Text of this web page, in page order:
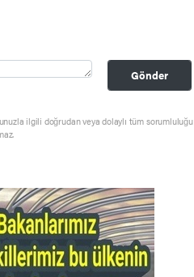
Gönder
ilgili doğrudan veya dolaylı tüm sorumluluğu